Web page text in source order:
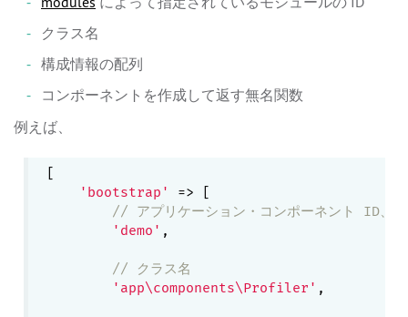
クラス名
構成情報の配列
コンポーネントを作成して返す無名関数
例えば、
[
'bootstrap'
=> [
// アプリケーション・コンポーネント ID、
'demo' ,
// クラス名
'app\components\Profiler' ,